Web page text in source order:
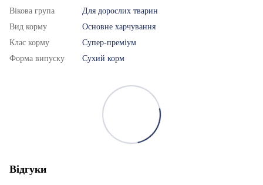
Вікова група
Для дорослих тварин
Вид корму
Основне харчування
Клас корму
Супер-преміум
Форма випуску
Сухий корм
Відгуки